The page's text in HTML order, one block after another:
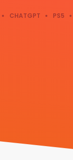
CHATGPT PS5